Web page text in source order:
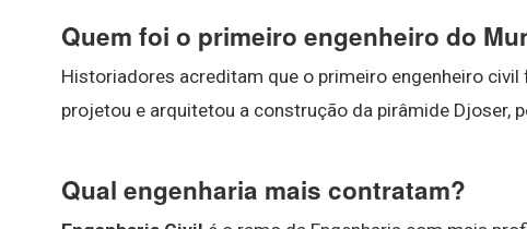
Quem foi o primeiro engenheiro do
Historiadores acreditam que o primeiro engenheiro civil
projetou e arquitetou a construção da pirâmide Djoser,
Qual engenharia mais contratam?